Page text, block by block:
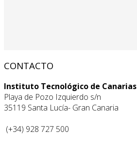
CONTACTO
Instituto Tecnológico de Canarias
Playa de Pozo Izquierdo s/n
35119 Santa Lucía- Gran Canaria
(+34) 928 727 500